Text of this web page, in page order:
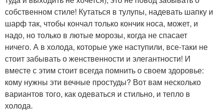
собственном стиле! Кутаться в тулупы, надевать шапку и
шарф так, чтобы кончал только кончик носа, может, и
надо, но только в лютые морозы, когда не спасает
ничего. А в холода, которые уже наступили, все-таки не
стоит забывать о женственности и элегантности! И
вместе с этим стоит всегда помнить о своем здоровье:
кому нужны эти вечные простуды? Вот вам несколько
вариантов того, как одеваться и стильно, и тепло в
холода.